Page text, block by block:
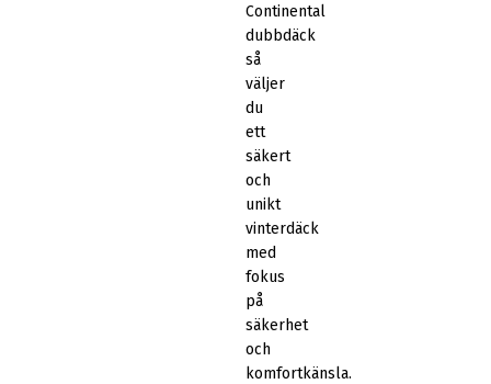
Continental
dubbdäck
så
väljer
du
ett
säkert
och
unikt
vinterdäck
med
fokus
på
säkerhet
och
komfortkänsla.